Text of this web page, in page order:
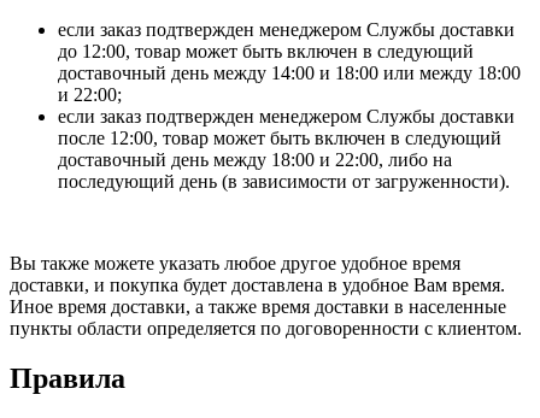
если заказ подтвержден менеджером Службы доставки
до 12:00, товар может быть включен в следующий
доставочный день между 14:00 и 18:00 или между 18:00
и 22:00;
если заказ подтвержден менеджером Службы доставки
после 12:00, товар может быть включен в следующий
доставочный день между 18:00 и 22:00, либо на
последующий день (в зависимости от загруженности).
Вы также можете указать любое другое удобное время
доставки, и покупка будет доставлена в удобное Вам время.
Иное время доставки, а также время доставки в населенные
пункты области определяется по договоренности с клиентом.
Правила